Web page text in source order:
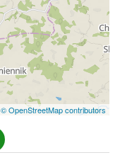
© OpenStreetMap contributors